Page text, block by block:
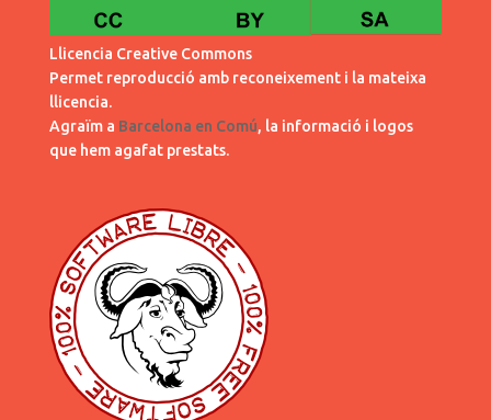
Llicencia Creative Commons
Permet reproducció amb reconeixement i la mateixa
llicencia.
Agraïm a Barcelona en Comú, la informació i logos
que hem agafat prestats.